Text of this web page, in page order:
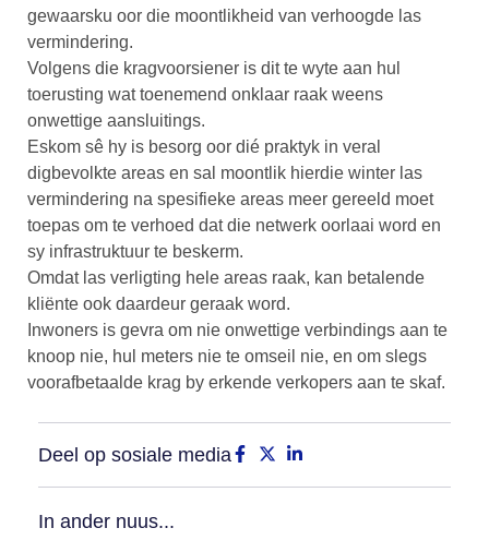
gewaarsku oor die moontlikheid van verhoogde las
vermindering.
Volgens die kragvoorsiener is dit te wyte aan hul
toerusting wat toenemend onklaar raak weens
onwettige aansluitings.
Eskom sê hy is besorg oor dié praktyk in veral
digbevolkte areas en sal moontlik hierdie winter las
vermindering na spesifieke areas meer gereeld moet
toepas om te verhoed dat die netwerk oorlaai word en
sy infrastruktuur te beskerm.
Omdat las verligting hele areas raak, kan betalende
kliënte ook daardeur geraak word.
Inwoners is gevra om nie onwettige verbindings aan te
knoop nie, hul meters nie te omseil nie, en om slegs
voorafbetaalde krag by erkende verkopers aan te skaf.
Deel op sosiale media
In ander nuus...